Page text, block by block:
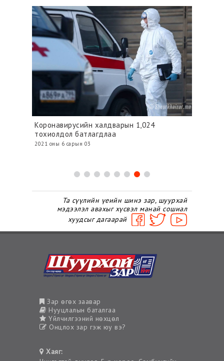
Коронавирусийн халдварын 1,024
тохиолдол батлагдлаа
2021 оны 6 сарын 03
Та сүүлийн үеийн шинэ зар, шуурхай
мэдээлэл авахыг хүсвэл манай сошиал
хуудсыг дагаарай
Зар өгөх заавар
Нууцлалын баталгаа
Үйлчилгээний нөхцөл
Онцлох зар гэж юу вэ?
Хаяг: